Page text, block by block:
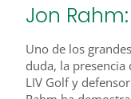
Jon
Uno de los
duda, la presencia
LIV Golf y